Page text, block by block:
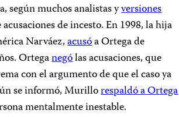
según muchos analistas yversiones
de incesto. En 1998, la hija
Narváez,acusóa Ortega de
Orteganególas acusaciones, que
con el argumento de que el caso ya
se informó, Murillorespaldó a Ortega
mentalmente inestable.